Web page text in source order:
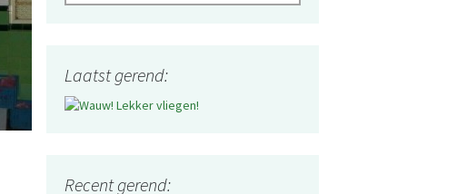
for:
Laatst gerend:
Recent gerend: